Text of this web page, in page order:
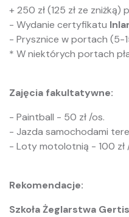
+ 250 zł (125 zł ze zniżką)
- Wydanie certyfikatu
- Prysznice w portach (5-
* W niektórych portach
Zajęcia fakultatywne:
- Paintball - 50 zł /os.
- Jazda samochodami
- Loty motolotnią - 100 zł
Rekomendacje:
Szkoła Żeglarstwa Gertis